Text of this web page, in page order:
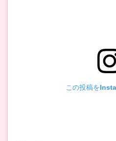
この投稿を